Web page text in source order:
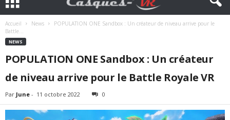
Accueil News
POPULATION ONE Sandbox : Un créateur de niveau arrive pour le
Battle...
NEWS
POPULATION ONE Sandbox : Un créateur
de niveau arrive pour le Battle Royale VR
Par June - 11 octobre 2022 0